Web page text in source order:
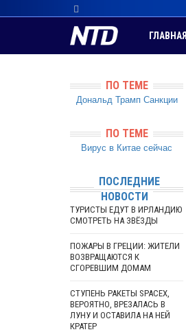
ГЛАВНАЯ
ПО ТЕМЕ
Дональд Трамп Санкции
ПО ТЕМЕ
Вирус в Китае сейчас
ПОСЛЕДНИЕ
НОВОСТИ
ТУРИСТЫ ЕДУТ В ИРЛАНДИЮ
СМОТРЕТЬ НА ЗВЁЗДЫ
ПОЖАРЫ В ГРЕЦИИ: ЖИТЕЛИ
ВОЗВРАЩАЮТСЯ К
СГОРЕВШИМ ДОМАМ
СТУПЕНЬ РАКЕТЫ SPACEX,
ВЕРОЯТНО, ВРЕЗАЛАСЬ В
ЛУНУ И ОСТАВИЛА НА НЕЙ
КРАТЕР